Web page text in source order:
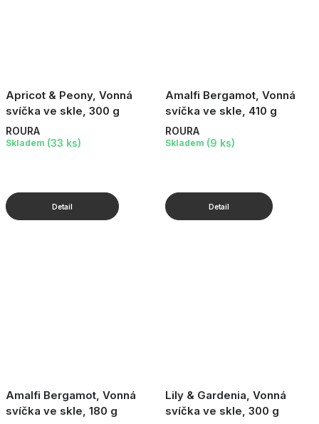
Apricot & Peony, Vonná
svíčka ve skle, 300 g
ROURA
Skladem (33 ks)
Amalfi Bergamot, Vonná
svíčka ve skle, 410 g
ROURA
Skladem (9 ks)
Amalfi Bergamot, Vonná
svíčka ve skle, 180 g
Lily & Gardenia, Vonná
svíčka ve skle, 300 g